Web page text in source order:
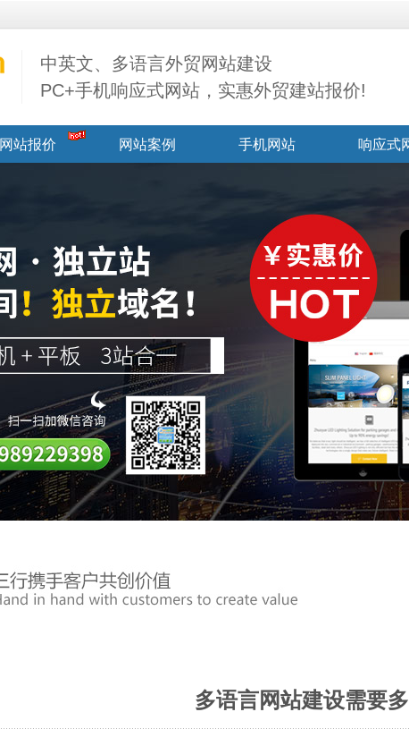
中英文、多语言外贸网站建设
PC+手机响应式网站，实惠外贸建站报价!
网站报价 网站案例 手机网站 响应式
多语言网站建设需要